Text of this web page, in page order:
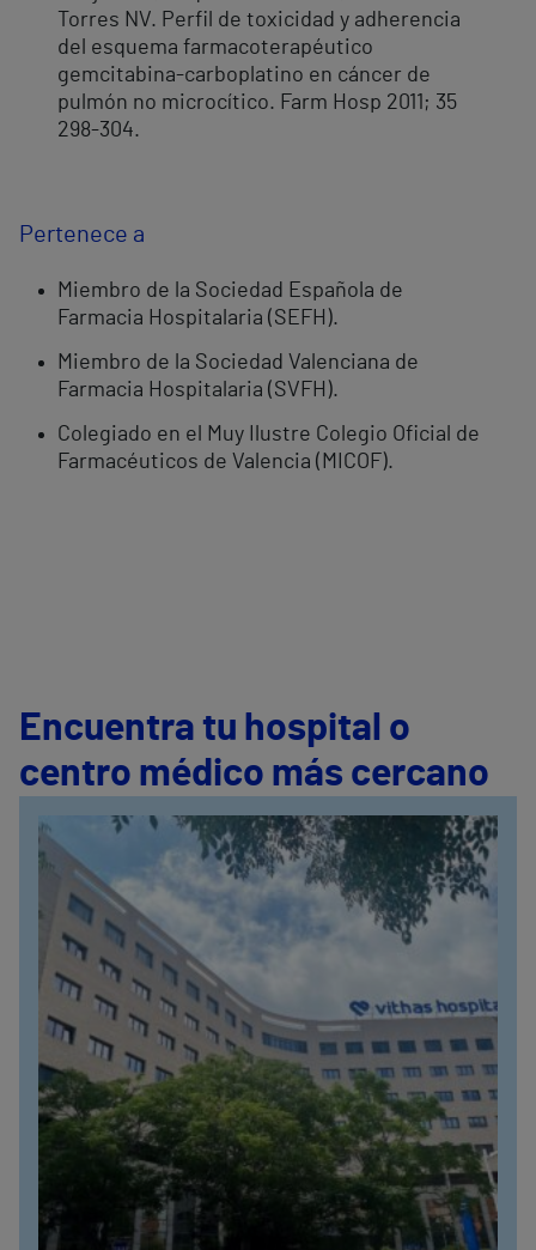
Torres NV. Perfil de toxicidad y adherencia
del esquema farmacoterapéutico
gemcitabina-carboplatino en cáncer de
pulmón no microcítico. Farm Hosp 2011; 35
298-304.
Pertenece a
Miembro de la Sociedad Española de
Farmacia Hospitalaria (SEFH).
Miembro de la Sociedad Valenciana de
Farmacia Hospitalaria (SVFH).
Colegiado en el Muy Ilustre Colegio Oficial de
Farmacéuticos de Valencia (MICOF).
Encuentra tu hospital o
centro médico más cercano